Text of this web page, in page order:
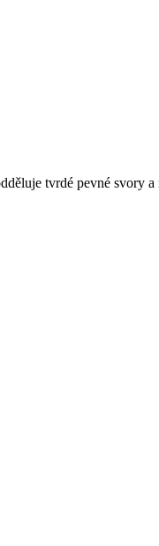
tvrdé pevné svory